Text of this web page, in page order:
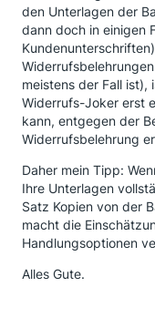
den Unterlagen der
dann doch in einigen
meistens der Fall ist),
Widerrufs-Joker erst
kann, entgegen der
Widerrufsbelehrung
Daher mein Tipp:
Ihre Unterlagen
Satz Kopien von der
macht die
Handlungsoptionen
Alles Gute.